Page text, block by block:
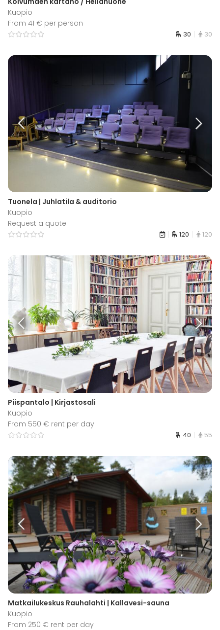
Kuopio
From 41 € per person
30 30
Tuonela | Juhlatila & auditorio
Kuopio
Request a quote
120 120
Piispantalo | Kirjastosali
Kuopio
From 550 € rent per day
40 55
Matkailukeskus Rauhalahti | Kallavesi-sauna
Kuopio
From 250 € rent per day